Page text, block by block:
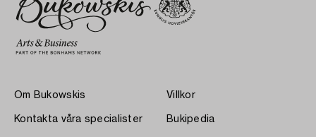
Om Bukowskis
Kontakta våra specialister
Villkor
Bukipedia